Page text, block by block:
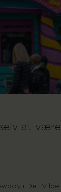
at
i Det Vilde